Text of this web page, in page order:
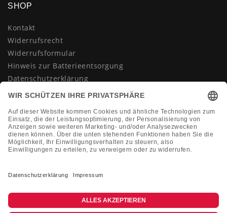
SHOP
Kontakt
Widerrufsrecht
Widerrufsformular
Hinweis zur Batterieentsorgung
Datenschutzerklärung
AGB
Vertrag widerrufen
KONTAKT
+49 (0)2133 210433
shop@dienadel.de
Kieler Str. 18 - 41540 Dormagen